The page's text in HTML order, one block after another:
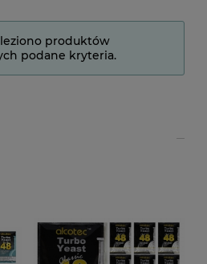
produktów
podane kryteria.